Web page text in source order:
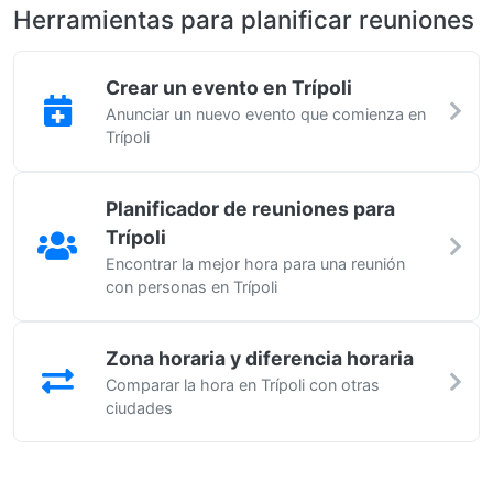
Herramientas para planificar reuniones
Crear un evento en Trípoli
Anunciar un nuevo evento que comienza en
Trípoli
Planificador de reuniones para
Trípoli
Encontrar la mejor hora para una reunión
con personas en Trípoli
Zona horaria y diferencia horaria
Comparar la hora en Trípoli con otras
ciudades